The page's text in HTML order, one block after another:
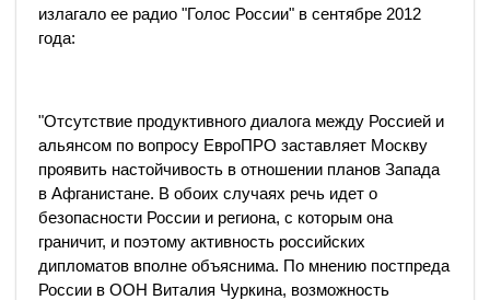
излагало ее радио "Голос России" в сентябре 2012
года:
"Отсутствие продуктивного диалога между Россией и
альянсом по вопросу ЕвроПРО заставляет Москву
проявить настойчивость в отношении планов Запада
в Афганистане. В обоих случаях речь идет о
безопасности России и региона, с которым она
граничит, и поэтому активность российских
дипломатов вполне объяснима. По мнению постпреда
России в ООН Виталия Чуркина, возможность